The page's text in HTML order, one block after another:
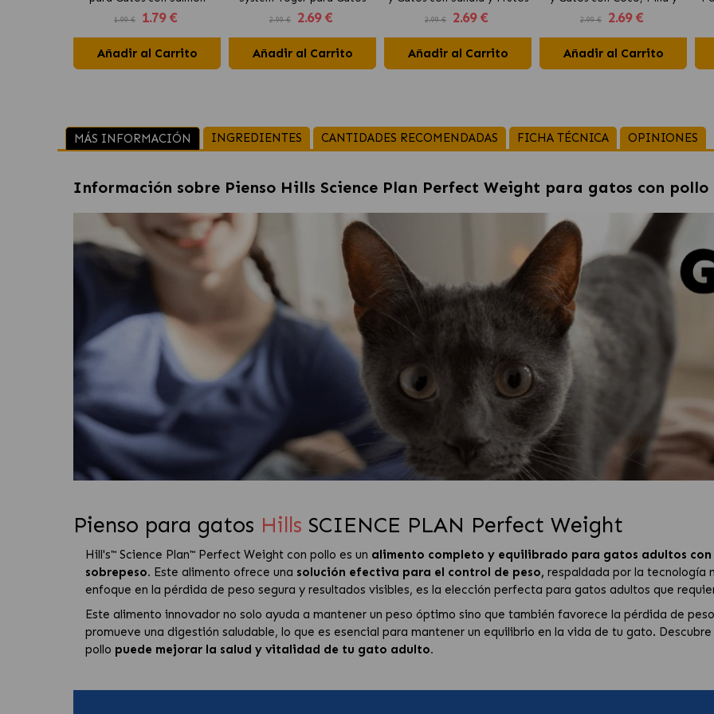
1.99 € 1.79 €
Añadir al Carrito
con Pavo
2.99 € 2.69 €
Añadir al Carrito
Rojos
2.99 € 2.69 €
Añadir al Carrito
Plátano
2.99 € 2.69 €
Añadir al Carrito
MÁS INFORMACIÓN INGREDIENTES CANTIDADES RECOMENDADAS FICHA TÉCNICA OPINIONES
Información sobre Pienso Hills Science Plan Perfect Weight para gatos con pollo
Pienso para gatos Hills SCIENCE PLAN Perfect Weight
Hill's™ Science Plan™ Perfect Weight con pollo es un alimento completo y equilibrado para gatos adultos
sobrepeso. Este alimento ofrece una solución efectiva para el control de peso, respaldada por la tecnología
enfoque en la pérdida de peso segura y resultados visibles, es la elección perfecta para gatos adultos que
Este alimento innovador no solo ayuda a mantener un peso óptimo sino que también favorece la pérdida de
promueve una digestión saludable, lo que es esencial para mantener un equilibrio en la vida de tu gato.
pollo puede mejorar la salud y vitalidad de tu gato adulto.